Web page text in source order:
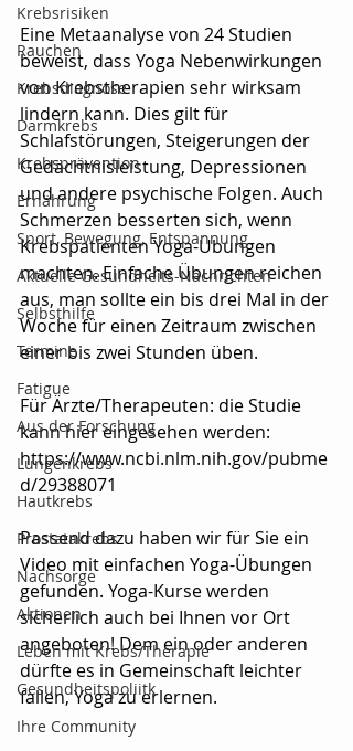
Krebsrisiken
Rauchen
Krebsdiagnose
Darmkrebs
Krebsprävention
Ernährung
Sport, Bewegung, Entspannung
Aktuelle Gesundheits-Nachrichten
Selbsthilfe
Termine
Fatigue
Aus der Forschung
Lungenkrebs
Hautkrebs
Prostatakrebs
Nachsorge
Aktionen
Leben mit Krebs/Therapie
Gesundheitspoliitk
Ihre Community
Eine Metaanalyse von 24 Studien
beweist, dass Yoga Nebenwirkungen
von Krebstherapien sehr wirksam
lindern kann. Dies gilt für
Schlafstörungen, Steigerungen der
Gedächtnisleistung, Depressionen
und andere psychische Folgen. Auch
Schmerzen besserten sich, wenn
Krebspatienten Yoga-Übungen
machten. Einfache Übungen reichen
aus, man sollte ein bis drei Mal in der
Woche für einen Zeitraum zwischen
einer bis zwei Stunden üben.
Für Ärzte/Therapeuten: die Studie
kann hier eingesehen werden:
https://www.ncbi.nlm.nih.gov/pubme
d/29388071
Passend dazu haben wir für Sie ein
Video mit einfachen Yoga-Übungen
gefunden. Yoga-Kurse werden
sicherlich auch bei Ihnen vor Ort
angeboten! Dem ein oder anderen
dürfte es in Gemeinschaft leichter
fallen, Yoga zu erlernen.